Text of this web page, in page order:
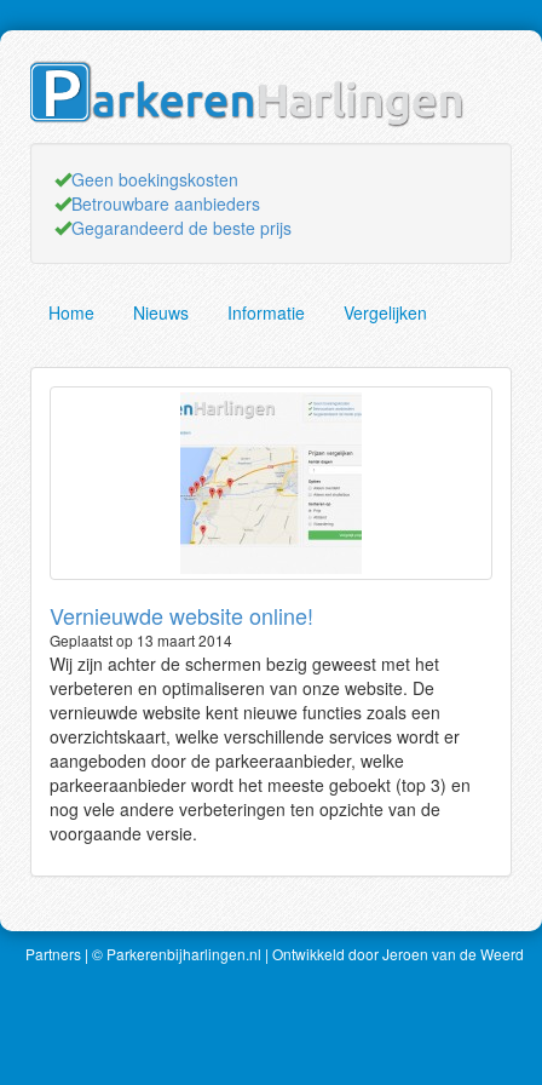
Geen boekingskosten
Betrouwbare aanbieders
Gegarandeerd de beste prijs
Home Nieuws Informatie Vergelijken
Vernieuwde website online!
Geplaatst op 13 maart 2014
Wij zijn achter de schermen bezig geweest met het
verbeteren en optimaliseren van onze website. De
vernieuwde website kent nieuwe functies zoals een
overzichtskaart, welke verschillende services wordt er
aangeboden door de parkeeraanbieder, welke
parkeeraanbieder wordt het meeste geboekt (top 3) en
nog vele andere verbeteringen ten opzichte van de
voorgaande versie.
Partners | © Parkerenbijharlingen.nl | Ontwikkeld doorJeroen van de Weerd